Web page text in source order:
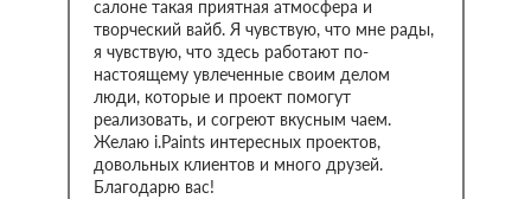
салоне такая приятная атмосфера и
творческий вайб. Я чувствую, что мне рады,
я чувствую, что здесь работают по-
настоящему увлеченные своим делом
люди, которые и проект помогут
реализовать, и согреют вкусным чаем.
Желаю i.Paints интересных проектов,
довольных клиентов и много друзей.
Благодарю вас!